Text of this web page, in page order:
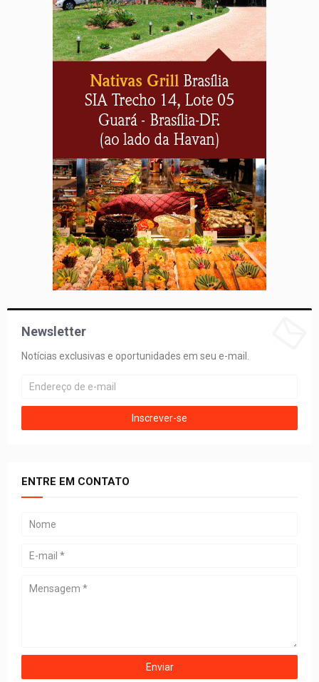
Newsletter
Notícias exclusivas e oportunidades em seu e-mail.
ENTRE EM CONTATO